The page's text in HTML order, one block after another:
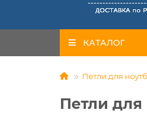
КАТАЛОГ
Петли для
Петли для